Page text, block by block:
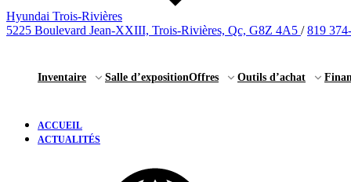
Hyundai Trois-Rivières
5225 Boulevard Jean-XXIII, Trois-Rivières, Qc, G8Z 4A5 / 819
Inventaire Salle d’expositionOffres Outils d’achat
ACCUEIL
ACTUALITÉS